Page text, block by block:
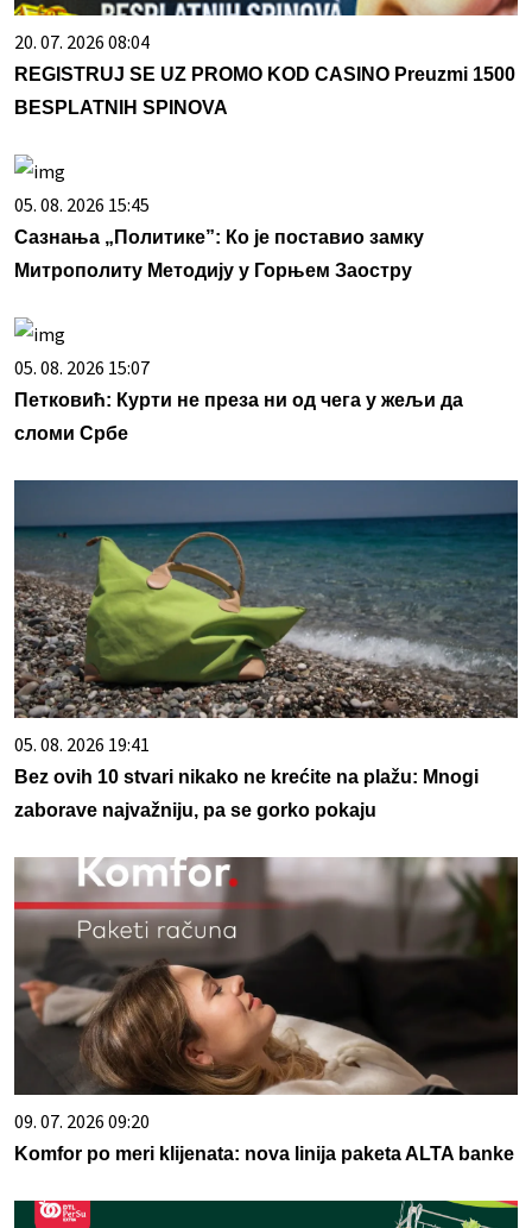
20. 07. 2026 08:04
REGISTRUJ SE UZ PROMO KOD CASINO Preuzmi 1500
BESPLATNIH SPINOVA
05. 08. 2026 15:45
Сазнања „Политике”: Ко је поставио замку
Митрополиту Методију у Горњем Заостру
05. 08. 2026 15:07
Петковић: Курти не преза ни од чега у жељи да
сломи Србе
05. 08. 2026 19:41
Bez ovih 10 stvari nikako ne krećite na plažu: Mnogi
zaborave najvažniju, pa se gorko pokaju
09. 07. 2026 09:20
Komfor po meri klijenata: nova linija paketa ALTA banke